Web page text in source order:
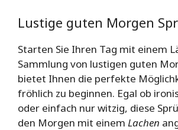
Lustige guten Morgen
Starten Sie Ihren Tag mit einem
Sammlung von lustigen guten
bietet Ihnen die perfekte
fröhlich zu beginnen. Egal ob
oder einfach nur witzig, diese
den Morgen mit einem Lachen